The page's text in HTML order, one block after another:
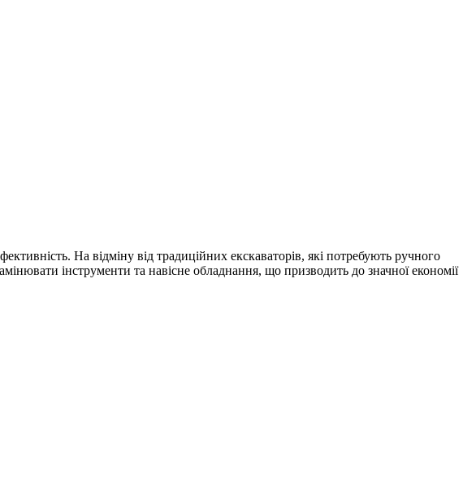
На відміну від традиційних екскаваторів, які потребують ручного
інструменти та навісне обладнання, що призводить до значної економії